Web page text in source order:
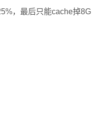
，最后只能cache掉8G